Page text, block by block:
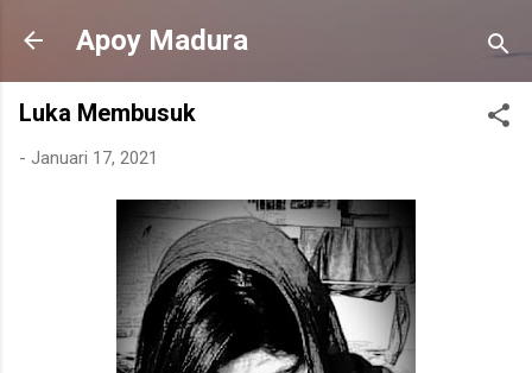
Langsung ke konten utama
Apoy Madura
Luka Membusuk
- Januari 17, 2021